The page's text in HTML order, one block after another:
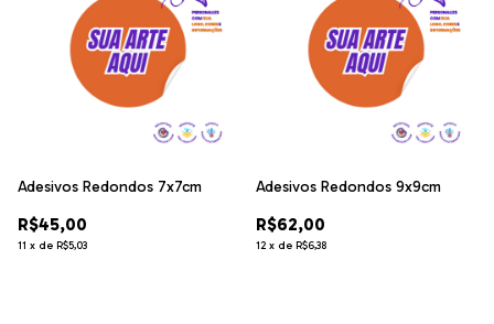
Adesivos Redondos 7x7cm
R$45,00
11 x de R$5,03
Adesivos Redondos 9x9cm
R$62,00
12 x de R$6,38